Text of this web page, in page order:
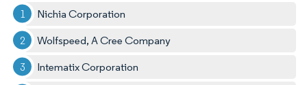
Nichia Corporation
Wolfspeed, A Cree Company
Intematix Corporation